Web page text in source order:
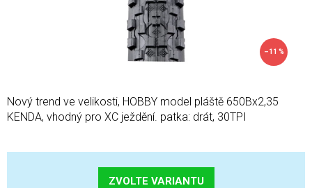
–11 %
Nový trend ve velikosti, HOBBY model pláště 650Bx2,35
KENDA, vhodný pro XC ježdění. patka: drát, 30TPI
ZVOLTE VARIANTU